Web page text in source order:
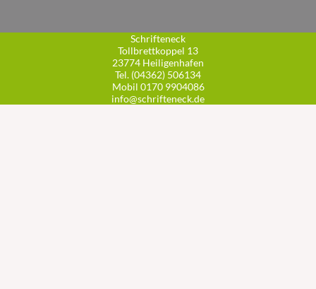
Schrifteneck
Tollbrettkoppel 13
23774 Heiligenhafen
Tel. (04362) 506134
Mobil 0170 9904086
info@schrifteneck.de